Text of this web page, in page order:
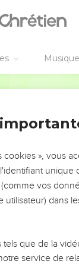
Musique
!
Mais on voit
que ce sont
erreurs
leurs erreurs
ou une famille,
», vous
unique
vos
dans
que de la
service de